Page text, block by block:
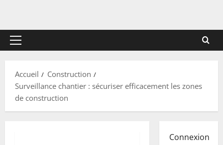
Menu
Accueil
Construction
Surveillance chantier : sécuriser efficacement les zones
de construction
Connexion